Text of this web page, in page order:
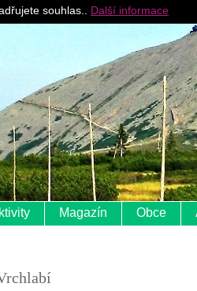
Pro ubytovatele
Magazín Obce
souhlas.. Další informace